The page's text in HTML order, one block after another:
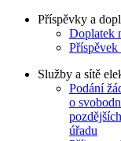
Příspěvky a
Doplatek
Služby a sítě
Podání
o
úřadu